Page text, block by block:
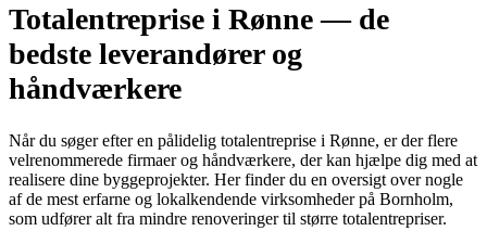
Totalentreprise i Rønne — de
bedste leverandører og
håndværkere
Når du søger efter en pålidelig totalentreprise i Rønne, er der flere
velrenommerede firmaer og håndværkere, der kan hjælpe dig med at
realisere dine byggeprojekter. Her finder du en oversigt over nogle
af de mest erfarne og lokalkendende virksomheder på Bornholm,
som udfører alt fra mindre renoveringer til større totalentrepriser.